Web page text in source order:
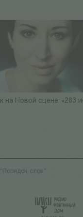
на Новой сцене: «203
слов"